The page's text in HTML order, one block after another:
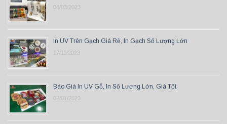
08/03/2023
In UV Trên Gạch Giá Rẻ, In Gạch Số Lượng Lớn
17/11/2023
Báo Giá In UV Gỗ, In Số Lượng Lớn, Giá Tốt
02/01/2023